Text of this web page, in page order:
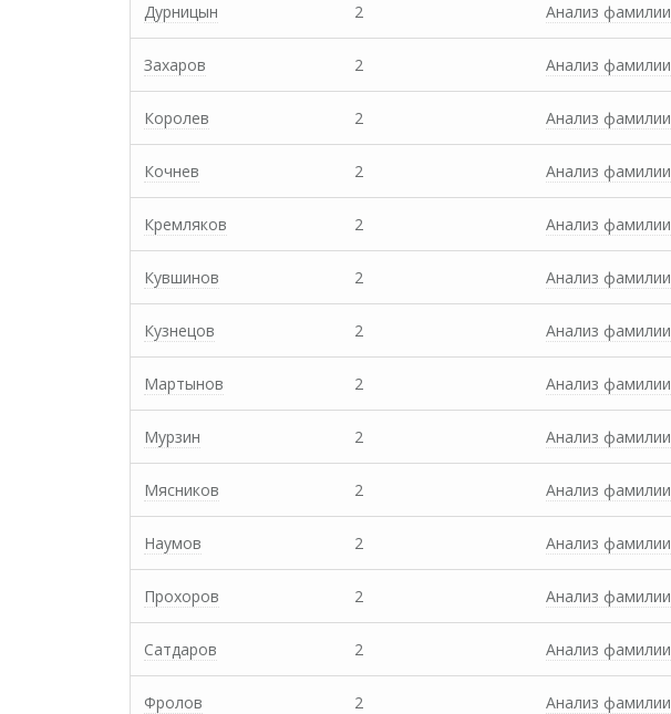
Дурницын 2 Анализ фамилии
Захаров 2 Анализ фамилии
Королев 2 Анализ фамилии
Кочнев 2 Анализ фамилии
Кремляков 2 Анализ фамилии
Кувшинов 2 Анализ фамилии
Кузнецов 2 Анализ фамилии
Мартынов 2 Анализ фамилии
Мурзин 2 Анализ фамилии
Мясников 2 Анализ фамилии
Наумов 2 Анализ фамилии
Прохоров 2 Анализ фамилии
Сатдаров 2 Анализ фамилии
Фролов 2 Анализ фамилии